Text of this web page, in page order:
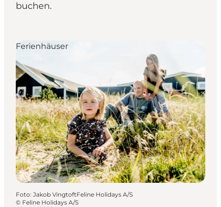
buchen.
Ferienhäuser
Foto: Jakob VingtoftFeline Holidays A/S
© Feline Holidays A/S